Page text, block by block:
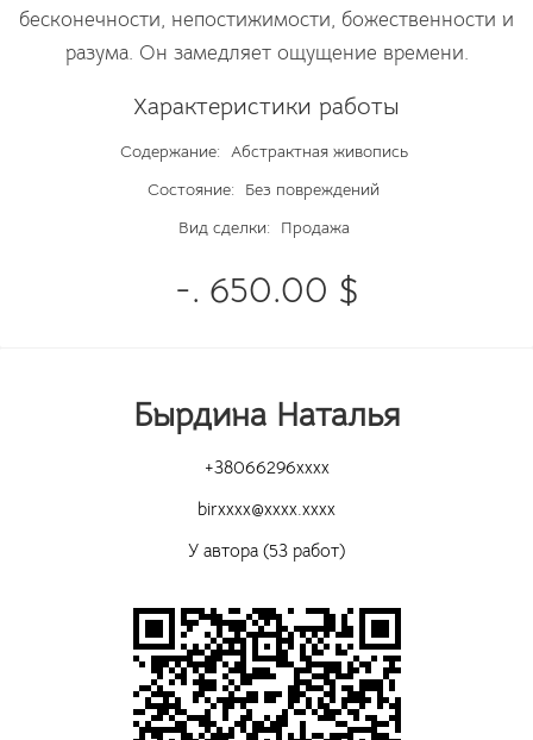
бесконечности, непостижимости, божественности и
разума. Он замедляет ощущение времени.
Характеристики работы
Содержание: Абстрактная живопись
Состояние:
Без повреждений
Вид сделки:
Продажа
-. 650.00 $
Бырдина Наталья
+38066296xxxx
birxxxx@xxxx.xxxx
У автора (53 работ)